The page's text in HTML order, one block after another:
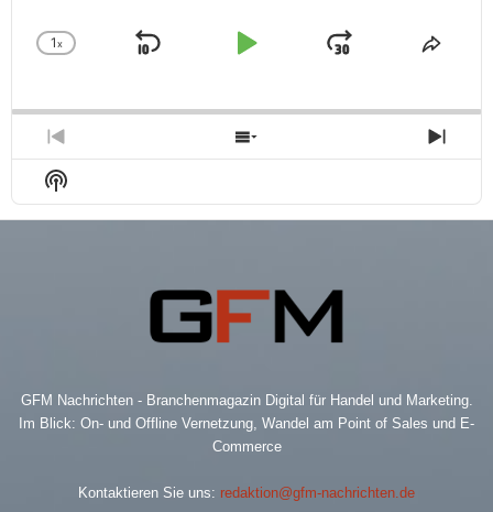
Change
1x
Skip
Play
Jump
Share
Previous
Episode
Show
Episodes
Next
Show
Podcast
Information
GFM Nachrichten - Branchenmagazin Digital für Handel und Marketing.
Im Blick: On- und Offline Vernetzung, Wandel am Point of Sales und E-
Commerce
Kontaktieren Sie uns: redaktion@gfm-nachrichten.de